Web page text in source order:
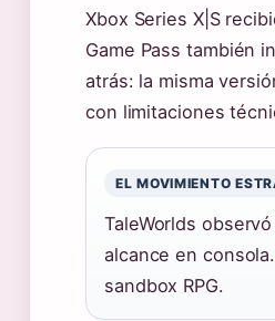
Xbox Series X|S
Game Pass también
atrás: la misma
con limitaciones
EL MOVIMIENTO
TaleWorlds
alcance en
sandbox RPG.